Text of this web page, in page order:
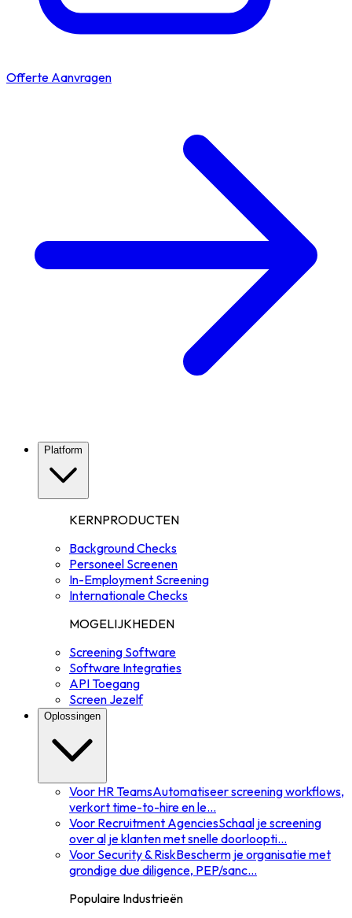
Offerte Aanvragen
Platform
KERNPRODUCTEN
Background Checks
Personeel Screenen
In-Employment Screening
Internationale Checks
MOGELIJKHEDEN
Screening Software
Software Integraties
API Toegang
Screen Jezelf
Oplossingen
Voor HR TeamsAutomatiseer screening workflows,
verkort time-to-hire en le...
Voor Recruitment AgenciesSchaal je screening
over al je klanten met snelle doorloopti...
Voor Security & RiskBescherm je organisatie met
grondige due diligence, PEP/sanc...
Populaire Industrieën